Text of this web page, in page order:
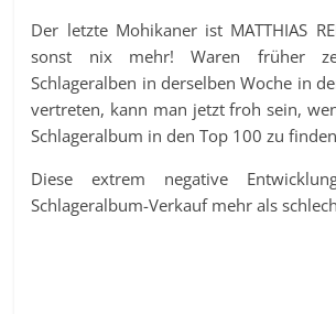
Der letzte Mohikaner ist MATTHIAS
sonst nix mehr! Waren früher
Schlageralben in derselben Woche in
vertreten, kann man jetzt froh sein,
Schlageralbum in den Top 100 zu
Diese extrem negative
Schlageralbum-Verkauf mehr als